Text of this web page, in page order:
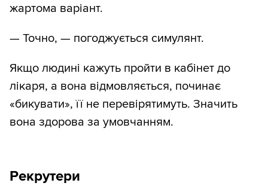
жартома варіант.
— Точно, — погоджується симулянт.
Якщо людині кажуть пройти в кабінет до
лікаря, а вона відмовляється, починає
«бикувати», її не перевірятимуть. Значить
вона здорова за умовчанням.
Рекрутери